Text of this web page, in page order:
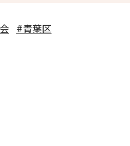
#青葉区